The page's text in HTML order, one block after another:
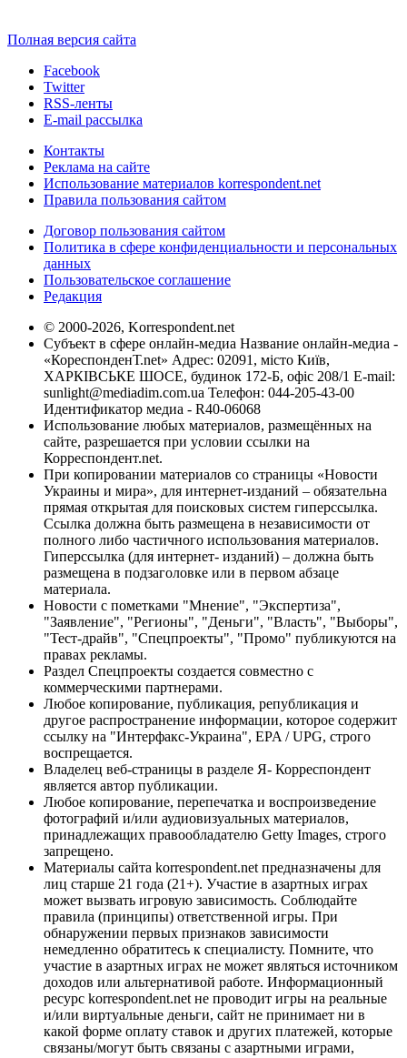
Полная версия сайта
Facebook
Twitter
RSS-ленты
E-mail рассылка
Контакты
Реклама на сайте
Использование материалов korrespondent.net
Правила пользования сайтом
Договор пользования сайтом
Политика в сфере конфиденциальности и персональных
данных
Пользовательское соглашение
Редакция
© 2000-2026, Korrespondent.net
Субъект в сфере онлайн-медиа Название онлайн-медиа -
«КореспонденТ.net» Адрес: 02091, місто Київ,
ХАРКІВСЬКЕ ШОСЕ, будинок 172-Б, офіс 208/1 E-mail:
sunlight@mediadim.com.ua Телефон: 044-205-43-00
Идентификатор медиа - R40-06068
Использование любых материалов, размещённых на
сайте, разрешается при условии ссылки на
Корреспондент.net.
При копировании материалов со страницы «Новости
Украины и мира», для интернет-изданий – обязательна
прямая открытая для поисковых систем гиперссылка.
Ссылка должна быть размещена в независимости от
полного либо частичного использования материалов.
Гиперссылка (для интернет- изданий) – должна быть
размещена в подзаголовке или в первом абзаце
материала.
Новости с пометками "Мнение", "Экспертиза",
"Заявление", "Регионы", "Деньги", "Власть", "Выборы",
"Тест-драйв", "Спецпроекты", "Промо" публикуются на
правах рекламы.
Раздел Спецпроекты создается совместно с
коммерческими партнерами.
Любое копирование, публикация, републикация и
другое распространение информации, которое содержит
ссылку на "Интерфакс-Украина", EPA / UPG, строго
воспрещается.
Владелец веб-страницы в разделе Я- Корреспондент
является автор публикации.
Любое копирование, перепечатка и воспроизведение
фотографий и/или аудиовизуальных материалов,
принадлежащих правообладателю Getty Images, строго
запрещено.
Материалы сайта korrespondent.net предназначены для
лиц старше 21 года (21+). Участие в азартных играх
может вызвать игровую зависимость. Соблюдайте
правила (принципы) ответственной игры. При
обнаружении первых признаков зависимости
немедленно обратитесь к специалисту. Помните, что
участие в азартных играх не может являться источником
доходов или альтернативой работе. Информационный
ресурс korrespondent.net не проводит игры на реальные
и/или виртуальные деньги, сайт не принимает ни в
какой форме оплату ставок и других платежей, которые
связаны/могут быть связаны с азартными играми,